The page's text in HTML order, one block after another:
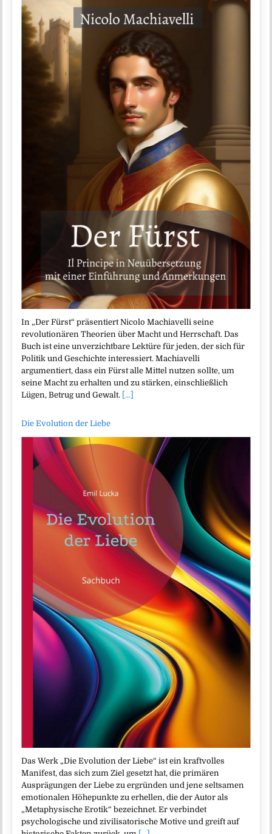
In „Der Fürst“ präsentiert Nicolo Machiavelli seine
revolutionären Theorien über Macht und Herrschaft. Das
Buch ist eine unverzichtbare Lektüre für jeden, der sich für
Politik und Geschichte interessiert. Machiavelli
argumentiert, dass ein Fürst alle Mittel nutzen sollte, um
seine Macht zu erhalten und zu stärken, einschließlich
Lügen, Betrug und Gewalt. [...]
Die Evolution der Liebe
Das Werk „Die Evolution der Liebe“ ist ein kraftvolles
Manifest, das sich zum Ziel gesetzt hat, die primären
Ausprägungen der Liebe zu ergründen und jene seltsamen
emotionalen Höhepunkte zu erhellen, die der Autor als
„Metaphysische Erotik“ bezeichnet. Er verbindet
psychologische und zivilisatorische Motive und greift auf